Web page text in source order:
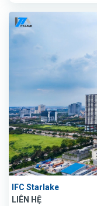
IFC Starlake
LIÊN HỆ